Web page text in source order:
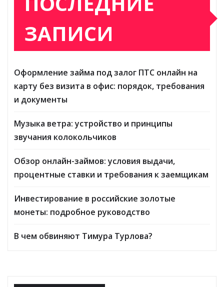
ЗАПИСИ
Оформление займа под залог ПТС онлайн на
карту без визита в офис: порядок, требования
и документы
Музыка ветра: устройство и принципы
звучания колокольчиков
Обзор онлайн-займов: условия выдачи,
процентные ставки и требования к заемщикам
Инвестирование в российские золотые
монеты: подробное руководство
В чем обвиняют Тимура Турлова?